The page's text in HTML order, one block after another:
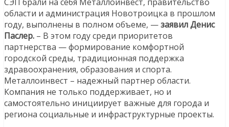
области и администрация Новотроицка в прошлом
году, выполнены в полном объеме, —заявил Денис
Паслер. – В этом году среди приоритетов
партнерства — формирование комфортной
городской среды, традиционная поддержка
здравоохранения, образования и спорта.
Металлоинвест – надежный партнер области.
Компания не только поддерживает, но и
самостоятельно инициирует важные для города и
региона социальные и инфраструктурные проекты.